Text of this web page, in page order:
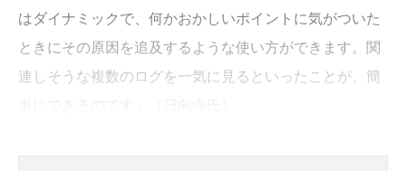
はダイナミックで、何かおかしいポイントに気がついた
ときにその原因を追及するような使い方ができます。関
連しそうな複数のログを一気に見るといったことが、簡